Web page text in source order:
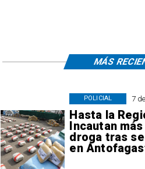
7
Hasta la
Incautan
droga tras
en
POLICIAL
MÁS